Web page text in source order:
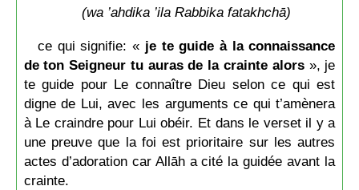
(wa ’ahdika ’ila Rabbika fatakhchā)
ce qui signifie: « je te guide à la connaissance
de ton Seigneur tu auras de la crainte alors », je
te guide pour Le connaître Dieu selon ce qui est
digne de Lui, avec les arguments ce qui t’amènera
à Le craindre pour Lui obéir. Et dans le verset il y a
une preuve que la foi est prioritaire sur les autres
actes d’adoration car Allāh a cité la guidée avant la
crainte.